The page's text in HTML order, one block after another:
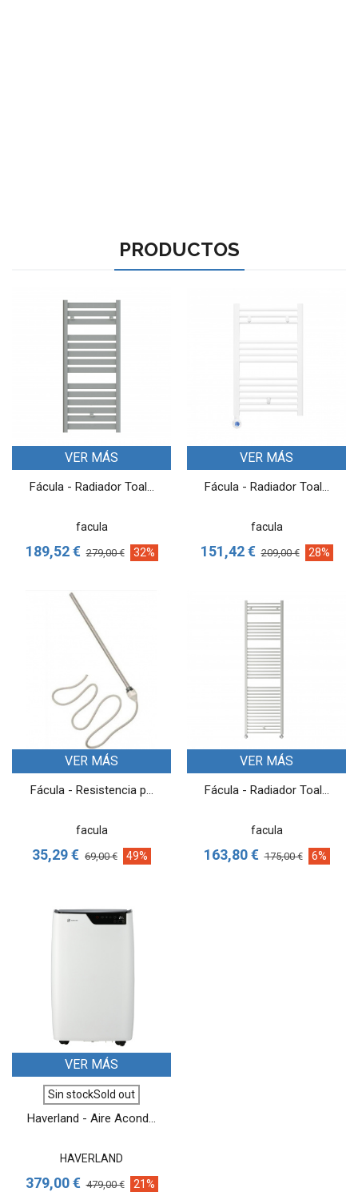
PRODUCTOS
VER MÁS
Fácula - Radiador Toal...
facula
189,52 € 279,00 € 32%
VER MÁS
Fácula - Radiador Toal...
facula
151,42 € 209,00 € 28%
VER MÁS
Fácula - Resistencia p...
facula
35,29 € 69,00 € 49%
VER MÁS
Fácula - Radiador Toal...
facula
163,80 € 175,00 € 6%
VER MÁS
Sin stockSold out
Haverland - Aire Acond...
HAVERLAND
379,00 € 479,00 € 21%